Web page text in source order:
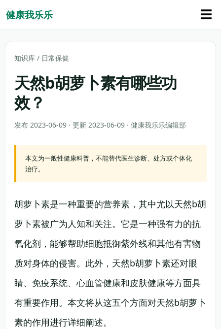
健康我乐乐 ☰
知识库 / 日常保健
天然b胡萝卜素有哪些功
效？
发布 2023-06-09 · 更新 2023-06-09 · 健康我乐乐编辑部
本文为一般性健康科普，不能替代医生诊断、处方或个体化
治疗。
胡萝卜素是一种重要的营养素，其中尤以天然b胡
萝卜素被广为人知和关注。它是一种强有力的抗
氧化剂，能够帮助细胞抵御紫外线和其他有害物
质对身体的侵害。此外，天然b胡萝卜素还对眼
睛、免疫系统、心血管健康和皮肤健康等方面具
有重要作用。本文将从这五个方面对天然b胡萝卜
素的作用进行详细阐述。